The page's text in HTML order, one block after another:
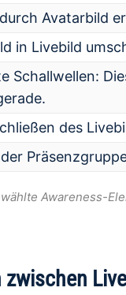
Avatarbild
in Livebild
Schallwellen:
des
Awareness-